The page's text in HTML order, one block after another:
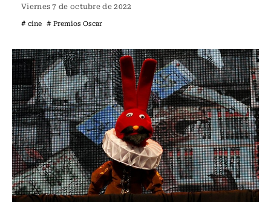
Viernes 7 de octubre de 2022
# cine # Premios Oscar